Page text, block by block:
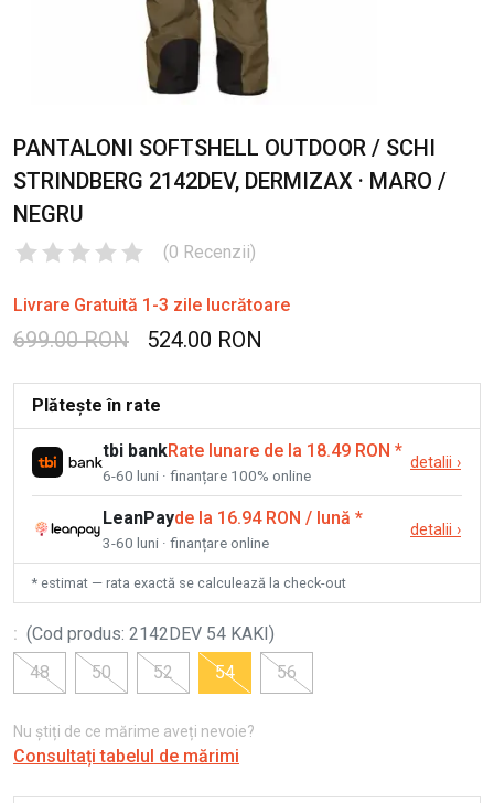
PANTALONI SOFTSHELL OUTDOOR / SCHI
STRINDBERG 2142DEV, DERMIZAX · MARO /
NEGRU
(0 Recenzii)
Livrare Gratuită 1-3 zile lucrătoare
699.00 RON 524.00 RON
Plătește în rate
tbi bankRate lunare de la 18.49 RON *
6-60 luni · finanțare 100% online
detalii ›
LeanPayde la 16.94 RON / lună *
3-60 luni · finanțare online
detalii ›
* estimat — rata exactă se calculează la check-out
: (Cod produs: 2142DEV 54 KAKI)
48
50 52 54 56
Nu știți de ce mărime aveți nevoie?
Consultați tabelul de mărimi